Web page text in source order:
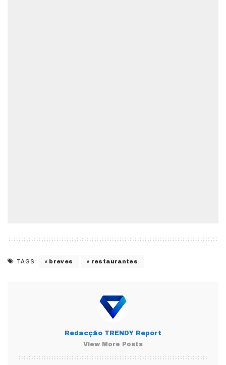
TAGS: breves restaurantes
Redacção TRENDY Report
View More Posts